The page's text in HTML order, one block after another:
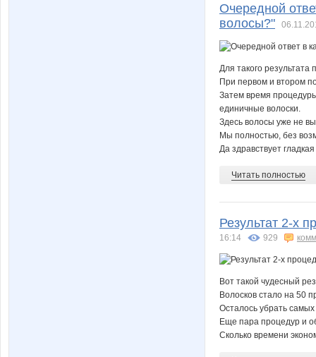
Очередной
волосы?"
Для такого результата
При первом и втором
Затем время
единичные волоски.
Здесь волосы уже не
Мы полностью, без
Да здравствует
Читать полностью
Результат 2-х
16:14 929
Вот такой чудесный
Волосков стало на 50
Осталось убрать
Еще пара процедур и
Сколько времени